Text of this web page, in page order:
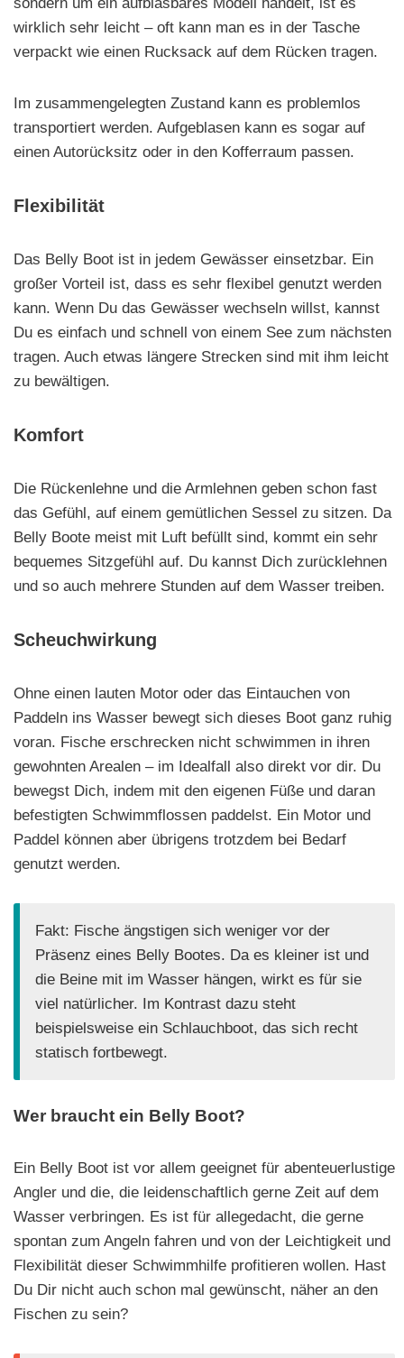
wirklich sehr leicht – oft kann man es in der Tasche
verpackt wie einen Rucksack auf dem Rücken tragen.
Im zusammengelegten Zustand kann es problemlos
transportiert werden. Aufgeblasen kann es sogar auf
einen Autorücksitz oder in den Kofferraum passen.
Flexibilität
Das Belly Boot ist in jedem Gewässer einsetzbar. Ein
großer Vorteil ist, dass es sehr flexibel genutzt werden
kann. Wenn Du das Gewässer wechseln willst, kannst
Du es einfach und schnell von einem See zum nächsten
tragen. Auch etwas längere Strecken sind mit ihm leicht
zu bewältigen.
Komfort
Die Rückenlehne und die Armlehnen geben schon fast
das Gefühl, auf einem gemütlichen Sessel zu sitzen. Da
Belly Boote meist mit Luft befüllt sind, kommt ein sehr
bequemes Sitzgefühl auf. Du kannst Dich zurücklehnen
und so auch mehrere Stunden auf dem Wasser treiben.
Scheuchwirkung
Ohne einen lauten Motor oder das Eintauchen von
Paddeln ins Wasser bewegt sich dieses Boot ganz ruhig
voran. Fische erschrecken nicht schwimmen in ihren
gewohnten Arealen – im Idealfall also direkt vor dir. Du
bewegst Dich, indem mit den eigenen Füße und daran
befestigten Schwimmflossen paddelst. Ein Motor und
Paddel können aber übrigens trotzdem bei Bedarf
genutzt werden.
Fakt: Fische ängstigen sich weniger vor der
Präsenz eines Belly Bootes. Da es kleiner ist und
die Beine mit im Wasser hängen, wirkt es für sie
viel natürlicher. Im Kontrast dazu steht
beispielsweise ein Schlauchboot, das sich recht
statisch fortbewegt.
Wer braucht ein Belly Boot?
Ein Belly Boot ist vor allem geeignet für abenteuerlustige
Angler und die, die leidenschaftlich gerne Zeit auf dem
Wasser verbringen. Es ist für allegedacht, die gerne
spontan zum Angeln fahren und von der Leichtigkeit und
Flexibilität dieser Schwimmhilfe profitieren wollen. Hast
Du Dir nicht auch schon mal gewünscht, näher an den
Fischen zu sein?